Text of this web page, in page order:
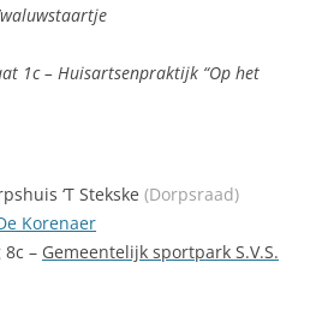
1c – Huisartsenpraktijk “Op het
‘T Stekske (Dorpsraad)
Korenaer
8c – Gemeentelijk sportpark S.V.S.